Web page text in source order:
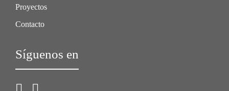
Proyectos
Contacto
Síguenos en